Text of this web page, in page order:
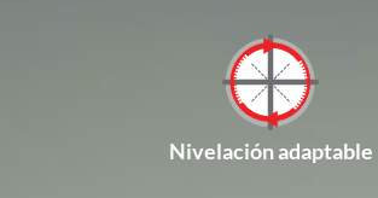
Nivelación adaptable